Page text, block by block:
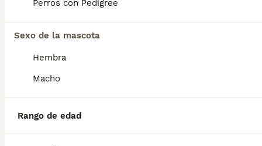
Perros con Pedigree
Sexo de la mascota
Hembra
Macho
Rango de edad
salud y el bienestar de los animales.
de comprometerse siempre es la mejor
¿Los Welsh Springer
mascotas?